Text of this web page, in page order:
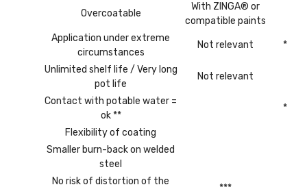
Overcoatable
With ZINGA® or
compatible paints
Application under extreme
circumstances
Not relevant *
Unlimited shelf life / Very long
pot life
Not relevant
Contact with potable water =
ok **
*
Flexibility of coating
Smaller burn-back on welded
steel
No risk of distortion of the